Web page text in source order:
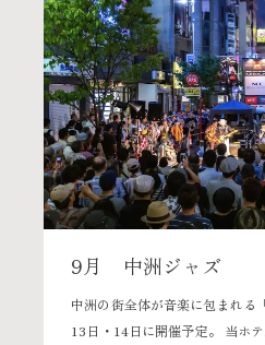
9月 中洲ジャズ
中洲の街全体が音楽に包まれる
13日・14日に開催予定。 当ホ